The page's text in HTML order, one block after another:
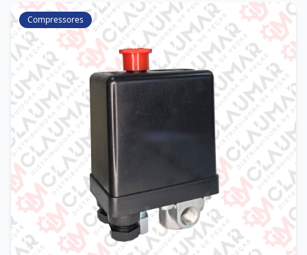
Compressores